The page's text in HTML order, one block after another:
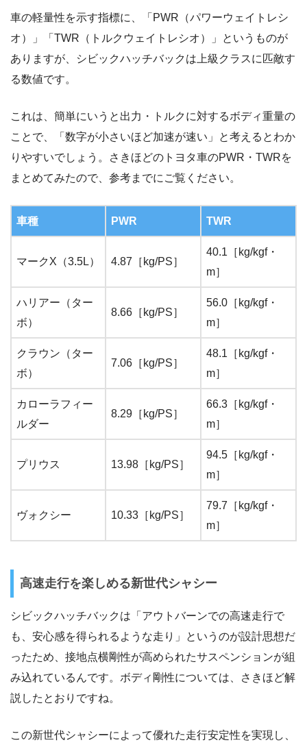
車の軽量性を示す指標に、「PWR（パワーウェイトレシ
オ）」「TWR（トルクウェイトレシオ）」というものが
ありますが、シビックハッチバックは上級クラスに匹敵す
る数値です。
これは、簡単にいうと出力・トルクに対するボディ重量の
ことで、「数字が小さいほど加速が速い」と考えるとわか
りやすいでしょう。さきほどのトヨタ車のPWR・TWRを
まとめてみたので、参考までにご覧ください。
車種 PWR TWR
マークX（3.5L） 4.87［kg/PS］
40.1［kg/kgf・
m］
ハリアー（ター
ボ）
8.66［kg/PS］
56.0［kg/kgf・
m］
クラウン（ター
ボ）
7.06［kg/PS］
48.1［kg/kgf・
m］
カローラフィー
ルダー
8.29［kg/PS］
66.3［kg/kgf・
m］
プリウス 13.98［kg/PS］
94.5［kg/kgf・
m］
ヴォクシー 10.33［kg/PS］
79.7［kg/kgf・
m］
高速走行を楽しめる新世代シャシー
シビックハッチバックは「アウトバーンでの高速走行で
も、安心感を得られるような走り」というのが設計思想だ
ったため、接地点横剛性が高められたサスペンションが組
み込れているんです。ボディ剛性については、さきほど解
説したとおりですね。
この新世代シャシーによって優れた走行安定性を実現し、